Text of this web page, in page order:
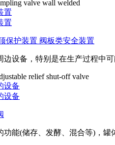
置
置
保护装置 阀板类安全装置
边设备，特别是在生产过程中
设备
设备
功能(储存、发酵、混合等)，